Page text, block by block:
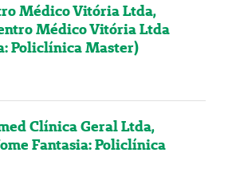
Médico Vitória Ltda,
Médico Vitória Ltda
Policlínica Master)
Clínica Geral Ltda,
Fantasia: Policlínica